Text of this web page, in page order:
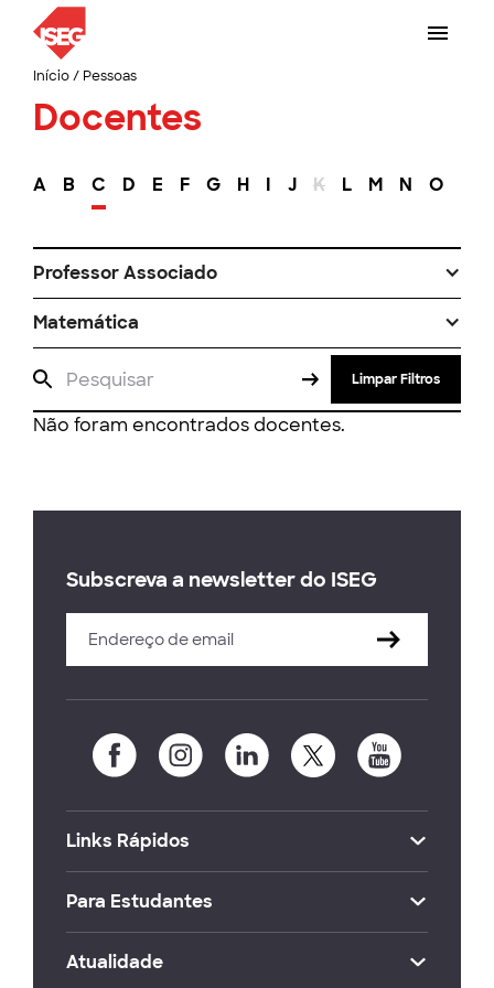
Início/ Pessoas
Docentes
A B C D E F G H I J K L M N O
Professor Associado
Matemática
Limpar Filtros
Não foram encontrados docentes.
Subscreva a newsletter do ISEG
Links Rápidos
Para Estudantes
Atualidade